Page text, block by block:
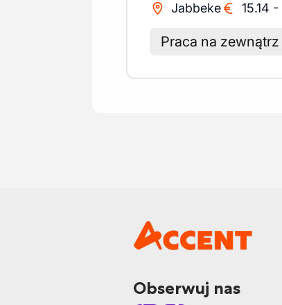
Jabbeke 15.14 -
Praca na zewnątrz
Obserwuj nas